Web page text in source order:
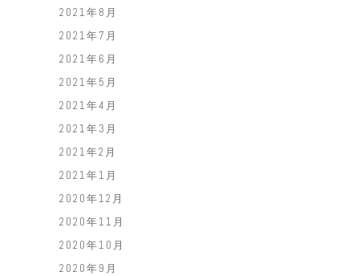
2021年8月
2021年7月
2021年6月
2021年5月
2021年4月
2021年3月
2021年2月
2021年1月
2020年12月
2020年11月
2020年10月
2020年9月